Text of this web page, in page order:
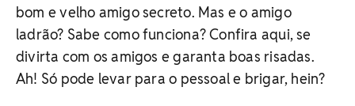
bom e velho amigo secreto. Mas e o amigo
ladrão? Sabe como funciona? Confira aqui, se
divirta com os amigos e garanta boas risadas.
Ah! Só pode levar para o pessoal e brigar, hein?